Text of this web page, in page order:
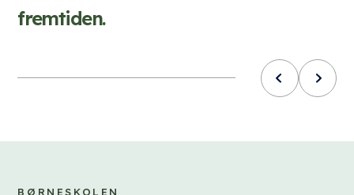
fremtiden.
BØRNESKOLEN